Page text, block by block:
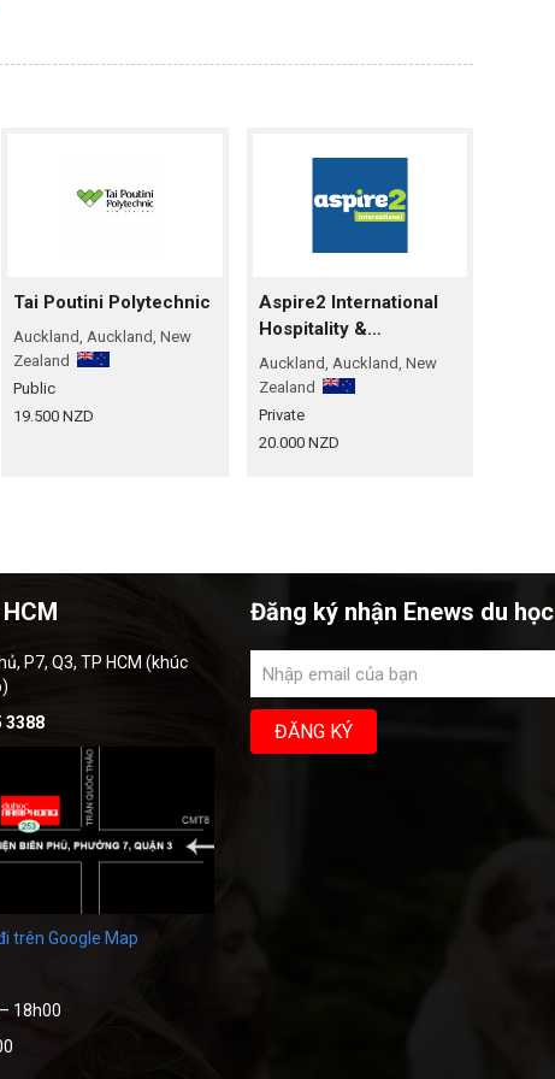
Tai Poutini Polytechnic
Auckland, Auckland, New
Zealand
Public
19.500 NZD
Aspire2 International
Hospitality &
Healthcare; Business &
Technology
Auckland, Auckland, New
Zealand
Private
20.000 NZD
P7, Q3, TP HCM (khúc
3388
trên Google Map
18h00
Đăng ký nhận Enews du học